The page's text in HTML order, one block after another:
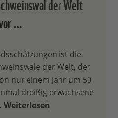
der Welt
…
ist die
der Welt, der
nur einem Jahr um 50
dreißig erwachsene
Weiterlesen